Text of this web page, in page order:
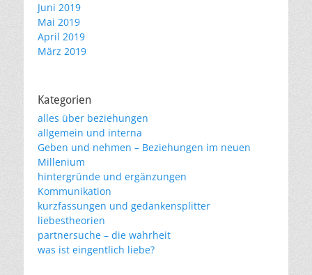
Juni 2019
Mai 2019
April 2019
März 2019
Kategorien
alles über beziehungen
allgemein und interna
Geben und nehmen – Beziehungen im neuen
Millenium
hintergründe und ergänzungen
Kommunikation
kurzfassungen und gedankensplitter
liebestheorien
partnersuche – die wahrheit
was ist eingentlich liebe?